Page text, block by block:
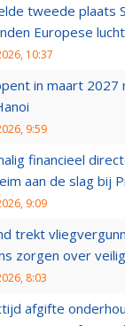
tweede plaats
Europese
10:37
in maart 2027
9:59
financieel
aan de slag bij
9:09
trekt
zorgen over
8:03
afgifte